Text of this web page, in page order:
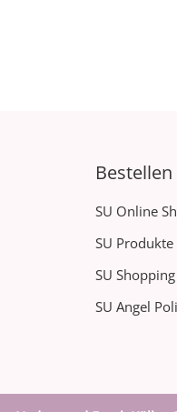
Bestellen
SU Online
SU
SU
SU Angel